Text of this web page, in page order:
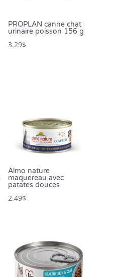
PROPLAN canne chat
urinaire poisson 156 g
3.29$
Almo nature
maquereau avec
patates douces
2.49$